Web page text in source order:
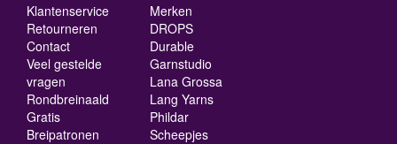
Klantenservice
Retourneren
Contact
Veel gestelde
vragen
Rondbreinaald
Gratis
Breipatronen
Merken
DROPS
Durable
Garnstudio
Lana Grossa
Lang Yarns
Phildar
Scheepjes